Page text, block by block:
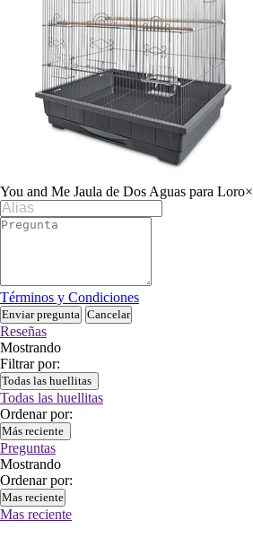
You and Me Jaula de Dos Aguas para Loro×
Términos y Condiciones
Enviar pregunta Cancelar
Reseñas
Mostrando
Filtrar por:
Todas las huellitas
Todas las huellitas
Ordenar por:
Más reciente
Preguntas
Mostrando
Ordenar por:
Mas reciente
Mas reciente